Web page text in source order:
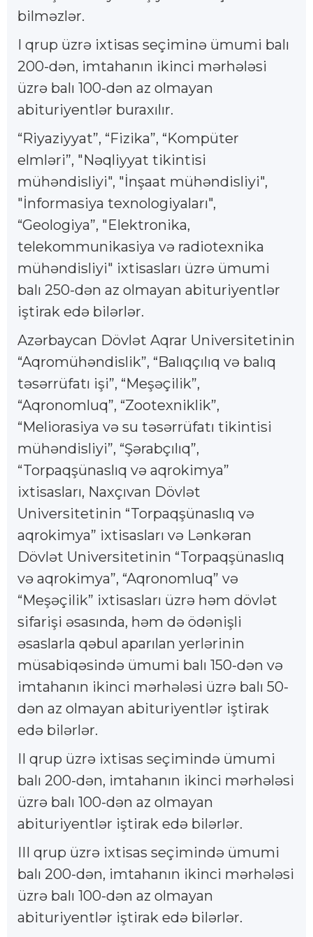
bilməzlər.
I qrup üzrə ixtisas seçiminə ümumi balı
200-dən, imtahanın ikinci mərhələsi
üzrə balı 100-dən az olmayan
abituriyentlər buraxılır.
“Riyaziyyat”, “Fizika”, “Kompüter
elmləri”, "Nəqliyyat tikintisi
mühəndisliyi", "İnşaat mühəndisliyi",
"İnformasiya texnologiyaları",
“Geologiya”, "Elektronika,
telekommunikasiya və radiotexnika
mühəndisliyi" ixtisasları üzrə ümumi
balı 250-dən az olmayan abituriyentlər
iştirak edə bilərlər.
Azərbaycan Dövlət Aqrar Universitetinin
“Aqromühəndislik”, “Balıqçılıq və balıq
təsərrüfatı işi”, “Meşəçilik”,
“Aqronomluq”, “Zootexniklik”,
“Meliorasiya və su təsərrüfatı tikintisi
mühəndisliyi”, “Şərabçılıq”,
“Torpaqşünaslıq və aqrokimya”
ixtisasları, Naxçıvan Dövlət
Universitetinin “Torpaqşünaslıq və
aqrokimya” ixtisasları və Lənkəran
Dövlət Universitetinin “Torpaqşünaslıq
və aqrokimya”, “Aqronomluq” və
“Meşəçilik” ixtisasları üzrə həm dövlət
sifarişi əsasında, həm də ödənişli
əsaslarla qəbul aparılan yerlərinin
müsabiqəsində ümumi balı 150-dən və
imtahanın ikinci mərhələsi üzrə balı 50-
dən az olmayan abituriyentlər iştirak
edə bilərlər.
II qrup üzrə ixtisas seçimində ümumi
balı 200-dən, imtahanın ikinci mərhələsi
üzrə balı 100-dən az olmayan
abituriyentlər iştirak edə bilərlər.
III qrup üzrə ixtisas seçimində ümumi
balı 200-dən, imtahanın ikinci mərhələsi
üzrə balı 100-dən az olmayan
abituriyentlər iştirak edə bilərlər.